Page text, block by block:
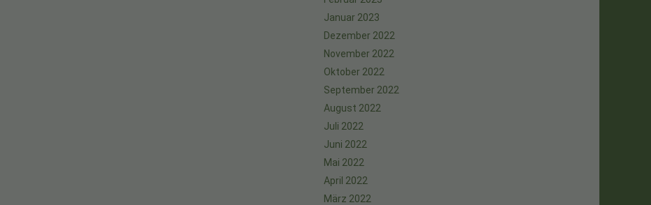
Januar 2023
Dezember 2022
November 2022
Oktober 2022
September 2022
August 2022
Juli 2022
Juni 2022
Mai 2022
April 2022
März 2022